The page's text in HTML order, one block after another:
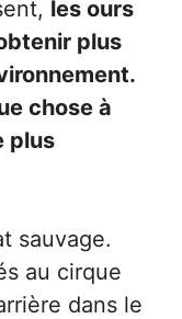
les ours
plus
chose à
plus
sauvage.
au cirque
dans le